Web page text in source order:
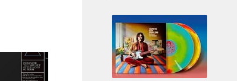
20